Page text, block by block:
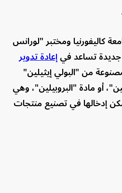
كاليفورنيا ومختبر "لورانس
جديدة تساعد فيإعادة تدوير
من "البولي إيثيلين"
أو مادة "البروبيلين"، وهي
إدخالها في تصنيع منتجات